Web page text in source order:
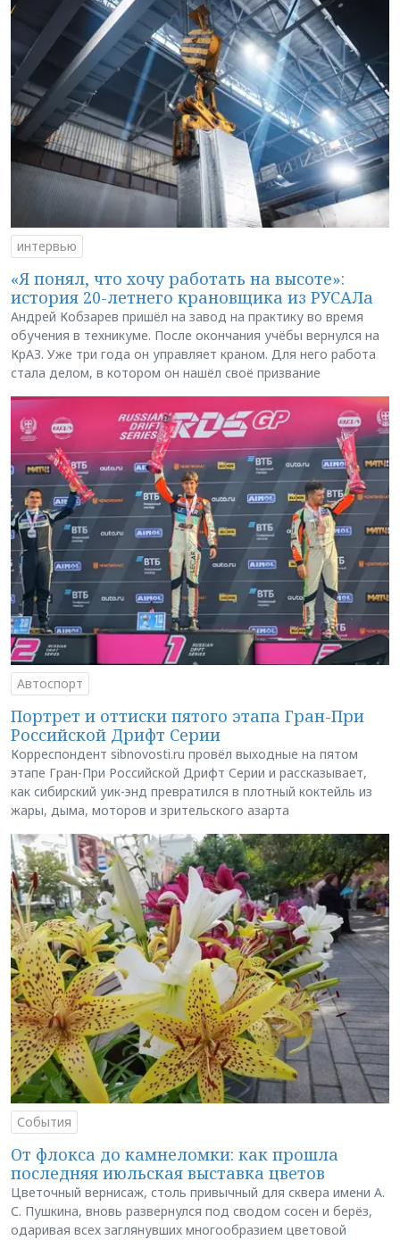
интервью
«Я понял, что хочу работать на высоте»:
история 20-летнего крановщика из РУСАЛа
Андрей Кобзарев пришёл на завод на практику во время
обучения в техникуме. После окончания учёбы вернулся на
КрАЗ. Уже три года он управляет краном. Для него работа
стала делом, в котором он нашёл своё призвание
Автоспорт
Портрет и оттиски пятого этапа Гран-При
Российской Дрифт Серии
Корреспондент sibnovosti.ru провёл выходные на пятом
этапе Гран-При Российской Дрифт Серии и рассказывает,
как сибирский уик-энд превратился в плотный коктейль из
жары, дыма, моторов и зрительского азарта
События
От флокса до камнеломки: как прошла
последняя июльская выставка цветов
Цветочный вернисаж, столь привычный для сквера имени А.
С. Пушкина, вновь развернулся под сводом сосен и берёз,
одаривая всех заглянувших многообразием цветовой